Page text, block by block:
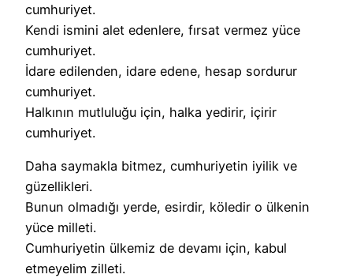
cumhuriyet.
Kendi ismini alet edenlere, fırsat vermez yüce
cumhuriyet.
İdare edilenden, idare edene, hesap sordurur
cumhuriyet.
Halkının mutluluğu için, halka yedirir, içirir
cumhuriyet.
Daha saymakla bitmez, cumhuriyetin iyilik ve
güzellikleri.
Bunun olmadığı yerde, esirdir, köledir o ülkenin
yüce milleti.
Cumhuriyetin ülkemiz de devamı için, kabul
etmeyelim zilleti.